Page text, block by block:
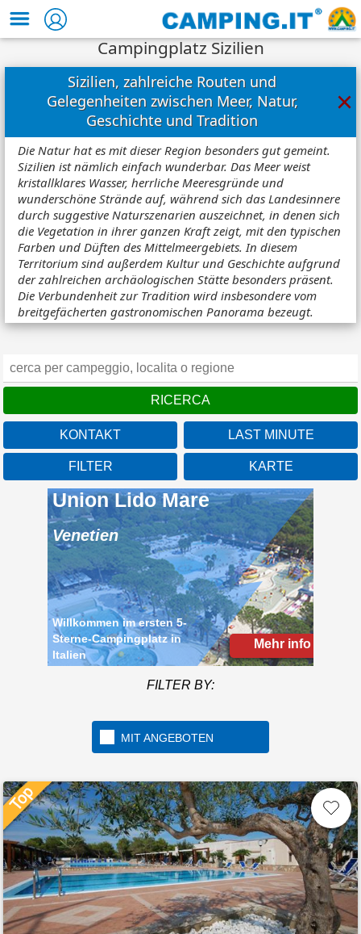
Campingplatz Sizilien
Sizilien, zahlreiche Routen und
Gelegenheiten zwischen Meer, Natur,
Geschichte und Tradition
×
Die Natur hat es mit dieser Region besonders gut gemeint.
Sizilien ist nämlich einfach wunderbar. Das Meer weist
kristallklares Wasser, herrliche Meeresgründe und
wunderschöne Strände auf, während sich das Landesinnere
durch suggestive Naturszenarien auszeichnet, in denen sich
die Vegetation in ihrer ganzen Kraft zeigt, mit den typischen
Farben und Düften des Mittelmeergebiets. In diesem
Territorium sind außerdem Kultur und Geschichte aufgrund
der zahlreichen archäologischen Stätte besonders präsent.
Die Verbundenheit zur Tradition wird insbesondere vom
breitgefächerten gastronomischen Panorama bezeugt.
KONTAKT LAST MINUTE
FILTER KARTE
Union Lido Mare
Venetien
Willkommen im ersten 5-
Sterne-Campingplatz in
Italien
Mehr info
FILTER BY:
MIT ANGEBOTEN